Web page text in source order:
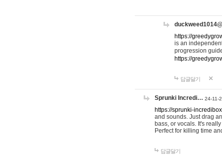
https://
is an
progression
https://
답글달기
Sprunki Incredi… 24-11-
https://sprunki-
and sounds. Just drag
bass, or vocals. It's
Perfect for killing time
답글달기